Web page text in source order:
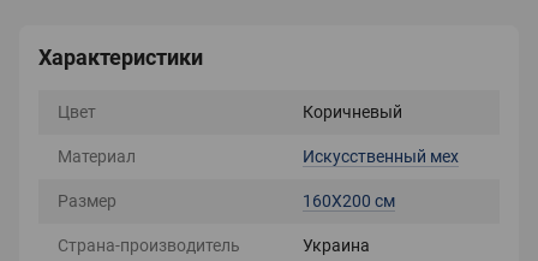
Характеристики
Цвет Коричневый
Материал Искусственный мех
Размер 160X200 см
Страна-производитель Украина